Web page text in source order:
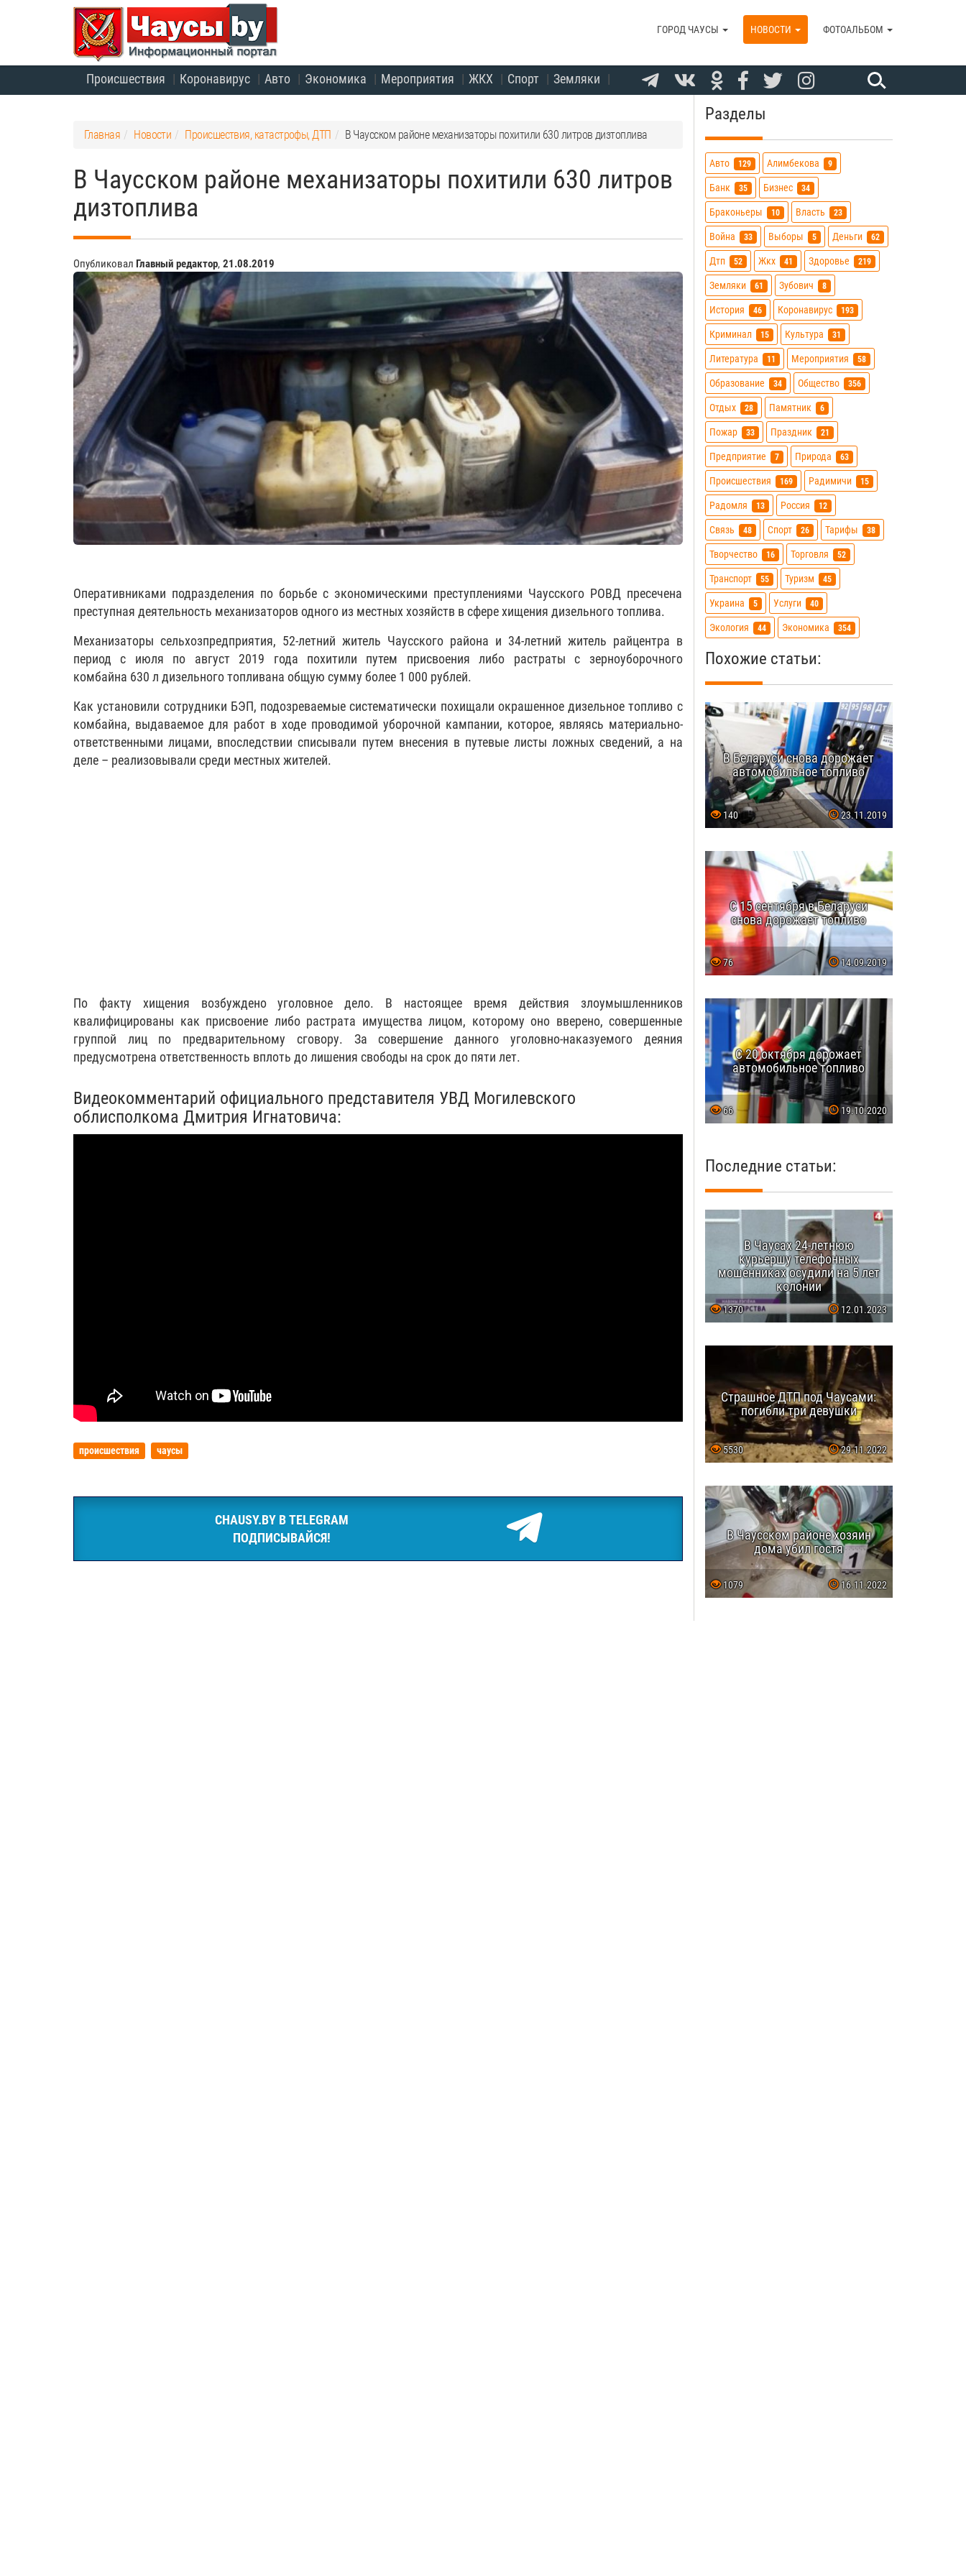
Происшествия Коронавирус Авто Экономика Мероприятия ЖКХ Спорт Земляки
ГОРОД ЧАУСЫ НОВОСТИ ФОТОАЛЬБОМ
Главная Новости Происшествия, катастрофы, ДТП В Чаусском районе механизаторы похитили 630 литров дизтоплива
В Чаусском районе механизаторы похитили 630 литров
дизтоплива
Опубликовал Главный редактор, 21.08.2019
Оперативниками подразделения по борьбе с экономическими преступлениями Чаусского РОВД пресечена
преступная деятельность механизаторов одного из местных хозяйств в сфере хищения дизельного топлива.
Механизаторы сельхозпредприятия, 52-летний житель Чаусского района и 34-летний житель райцентра в
период с июля по август 2019 года похитили путем присвоения либо растраты с зерноуборочного
комбайна 630 л дизельного топливана общую сумму более 1 000 рублей.
Как установили сотрудники БЭП, подозреваемые систематически похищали окрашенное дизельное топливо с
комбайна, выдаваемое для работ в ходе проводимой уборочной кампании, которое, являясь материально-
ответственными лицами, впоследствии списывали путем внесения в путевые листы ложных сведений, а на
деле – реализовывали среди местных жителей.
По факту хищения возбуждено уголовное дело. В настоящее время действия злоумышленников
квалифицированы как присвоение либо растрата имущества лицом, которому оно вверено, совершенные
группой лиц по предварительному сговору. За совершение данного уголовно-наказуемого деяния
предусмотрена ответственность вплоть до лишения свободы на срок до пяти лет.
Видеокомментарий официального представителя УВД Могилевского
облисполкома Дмитрия Игнатовича:
происшествия чаусы
CHAUSY.BY В TELEGRAM
ПОДПИСЫВАЙСЯ!
Разделы
Авто 129 Алимбекова 9
Банк 35 Бизнес 34
Браконьеры 10 Власть 23
Война 33 Выборы 5 Деньги 62
Дтп 52 Жкх 41 Здоровье 219
Земляки 61 Зубович 8
История 46 Коронавирус 193
Криминал 15 Культура 31
Литература 11 Мероприятия 58
Образование 34 Общество 356
Отдых 28 Памятник 6
Пожар 33 Праздник 21
Предприятие 7 Природа 63
Происшествия 169 Радимичи 15
Радомля 13 Россия 12
Связь 48 Спорт 26 Тарифы 38
Творчество 16 Торговля 52
Транспорт 55 Туризм 45
Украина 5 Услуги 40
Экология 44 Экономика 354
Похожие статьи:
В Беларуси снова дорожает
автомобильное топливо
140 23.11.2019
С 15 сентября в Беларуси
снова дорожает топливо
76 14.09.2019
С 20 октября дорожает
автомобильное топливо
66 19.10.2020
Последние статьи:
В Чаусах 24-летнюю
курьершу телефонных
мошенниках осудили на 5 лет
колонии
1370 12.01.2023
Страшное ДТП под Чаусами:
погибли три девушки
5530 29.11.2022
В Чаусском районе хозяин
дома убил гостя
1079 16.11.2022